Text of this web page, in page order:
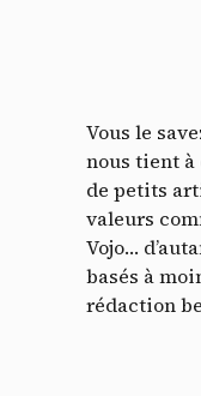
Vous le
nous tient à
de petits
valeurs
Vojo…
basés à
rédaction